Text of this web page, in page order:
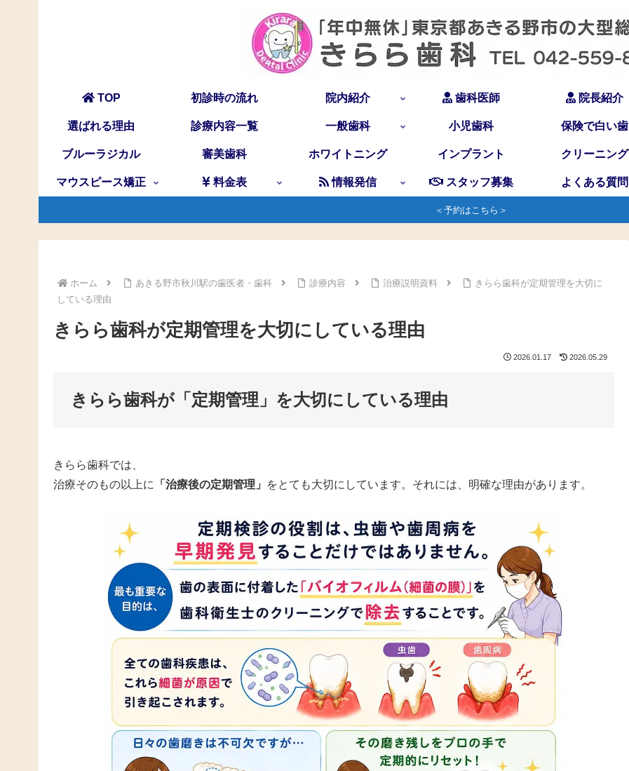
TOP 初診時の流れ 院内紹介 歯科医師 院長紹介
選ばれる理由 診療内容一覧 一般歯科 小児歯科 保険で白い歯
ブルーラジカル 審美歯科 ホワイトニング インプラント クリーニング
マウスピース矯正 料金表 情報発信 スタッフ募集 よくある質問
＜予約はこちら＞
ホーム あきる野市秋川駅の歯医者・歯科 診療内容 治療説明資料
きらら歯科が定期管理を大切に
している理由
きらら歯科が定期管理を大切にしている理由
2026.01.17 2026.05.29
きらら歯科が「定期管理」を大切にしている理由
きらら歯科では、
治療そのもの以上に
「治療後の定期管理」 をとても大切にしています。それには、明確な理由があります。